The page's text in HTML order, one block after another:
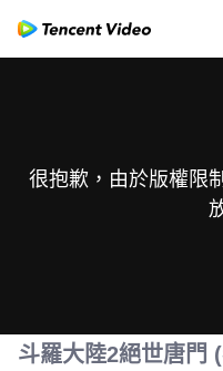
很抱歉，由於版權限
斗羅大陸2絕世唐門